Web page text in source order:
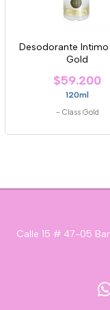
Desodorante Intimo
Gold
$59.200
120ml
- Class Gold
Calle 15 # 47-05